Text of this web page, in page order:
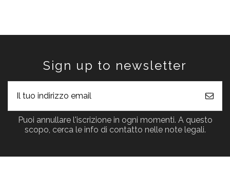
Sign up to newsletter
Puoi annullare l'iscrizione in ogni momenti. A questo
scopo, cerca le info di contatto nelle note legali.